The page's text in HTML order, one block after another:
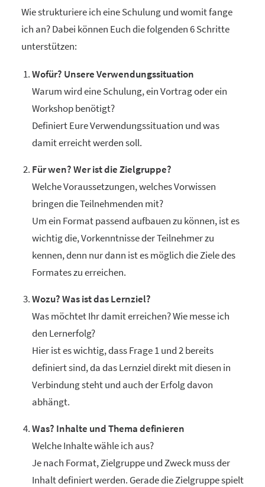
Wie strukturiere ich eine Schulung und womit fange
ich an? Dabei können Euch die folgenden 6 Schritte
unterstützen:
Wofür? Unsere Verwendungssituation
Warum wird eine Schulung, ein Vortrag oder ein
Workshop benötigt?
Definiert Eure Verwendungssituation und was
damit erreicht werden soll.
Für wen? Wer ist die Zielgruppe?
Welche Voraussetzungen, welches Vorwissen
bringen die Teilnehmenden mit?
Um ein Format passend aufbauen zu können, ist es
wichtig die, Vorkenntnisse der Teilnehmer zu
kennen, denn nur dann ist es möglich die Ziele des
Formates zu erreichen.
Wozu? Was ist das Lernziel?
Was möchtet Ihr damit erreichen? Wie messe ich
den Lernerfolg?
Hier ist es wichtig, dass Frage 1 und 2 bereits
definiert sind, da das Lernziel direkt mit diesen in
Verbindung steht und auch der Erfolg davon
abhängt.
Was? Inhalte und Thema definieren
Welche Inhalte wähle ich aus?
Je nach Format, Zielgruppe und Zweck muss der
Inhalt definiert werden. Gerade die Zielgruppe spielt